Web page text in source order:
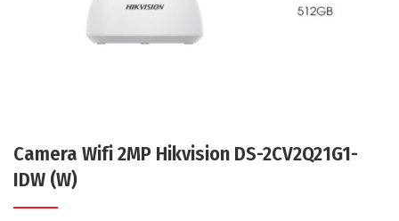
Camera Wifi 2MP Hikvision DS-2CV2Q21G1-
IDW (W)